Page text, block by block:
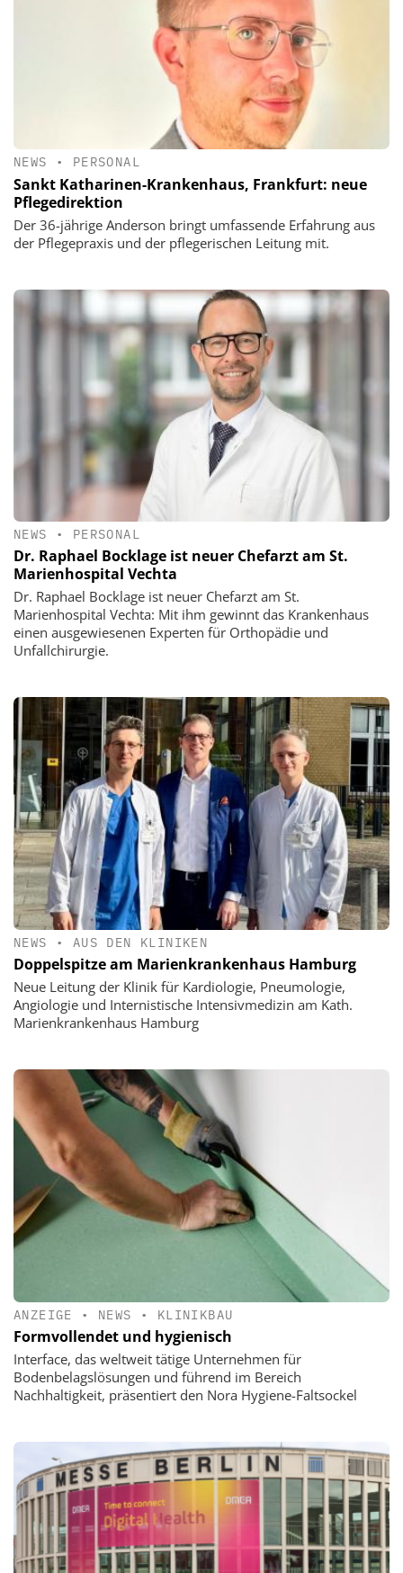
NEWS • PERSONAL
Sankt Katharinen-Krankenhaus, Frankfurt: neue
Pflegedirektion
Der 36-jährige Anderson bringt umfassende Erfahrung aus
der Pflegepraxis und der pflegerischen Leitung mit.
NEWS • PERSONAL
Dr. Raphael Bocklage ist neuer Chefarzt am St.
Marienhospital Vechta
Dr. Raphael Bocklage ist neuer Chefarzt am St.
Marienhospital Vechta: Mit ihm gewinnt das Krankenhaus
einen ausgewiesenen Experten für Orthopädie und
Unfallchirurgie.
NEWS • AUS DEN KLINIKEN
Doppelspitze am Marienkrankenhaus Hamburg
Neue Leitung der Klinik für Kardiologie, Pneumologie,
Angiologie und Internistische Intensivmedizin am Kath.
Marienkrankenhaus Hamburg
ANZEIGE • NEWS • KLINIKBAU
Formvollendet und hygienisch
Interface, das weltweit tätige Unternehmen für
Bodenbelagslösungen und führend im Bereich
Nachhaltigkeit, präsentiert den Nora Hygiene-Faltsockel